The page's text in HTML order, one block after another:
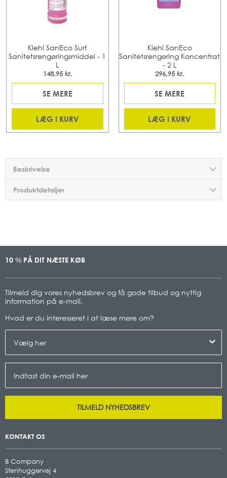
Kiehl SanEco Surt
Sanitetsrengøringsmiddel - 1
L
148,95 kr.
SE MERE
LÆG I KURV
Kiehl SanEco
Sanitetsrengøring Koncentrat
- 2 L
296,95 kr.
SE MERE
LÆG I KURV
Beskrivelse
Produktdetaljer
10 % PÅ DIT NÆSTE KØB
Tilmeld dig vores nyhedsbrev og få gode tilbud og nyttig
information på e-mail.
Hvad er du interesseret i at læse mere om?
TILMELD NYHEDSBREV
KONTAKT OS
B Company
Stenhuggervej 4